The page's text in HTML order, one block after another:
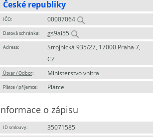
České republiky
IČO: 00007064
Datová schránka: gs9ai55
Adresa:
Strojnická 935/27, 17000 Praha 7,
CZ
Útvar / Odbor: Ministerstvo vnitra
Plátce / příjemce: Plátce
o zápisu
ID smlouvy: 35071585